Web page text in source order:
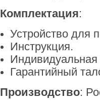
Комплектация:
Устройство для
Инструкция.
Индивидуальная
Гарантийный
Производство: